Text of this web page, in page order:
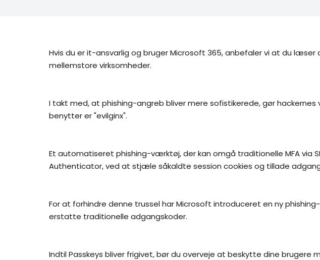
Hvis du er it-ansvarlig og bruger Microsoft 365, anbefaler vi at du
mellemstore virksomheder.
I takt med, at phishing-angreb bliver mere sofistikerede, gør
benytter er "evilginx".
Et automatiseret phishing-værktøj, der kan omgå traditionelle MFA via
Authenticator, ved at stjæle såkaldte session cookies og tillade
For at forhindre denne trussel har Microsoft introduceret en ny
erstatte traditionelle adgangskoder.
Indtil Passkeys bliver frigivet, bør du overveje at beskytte dine